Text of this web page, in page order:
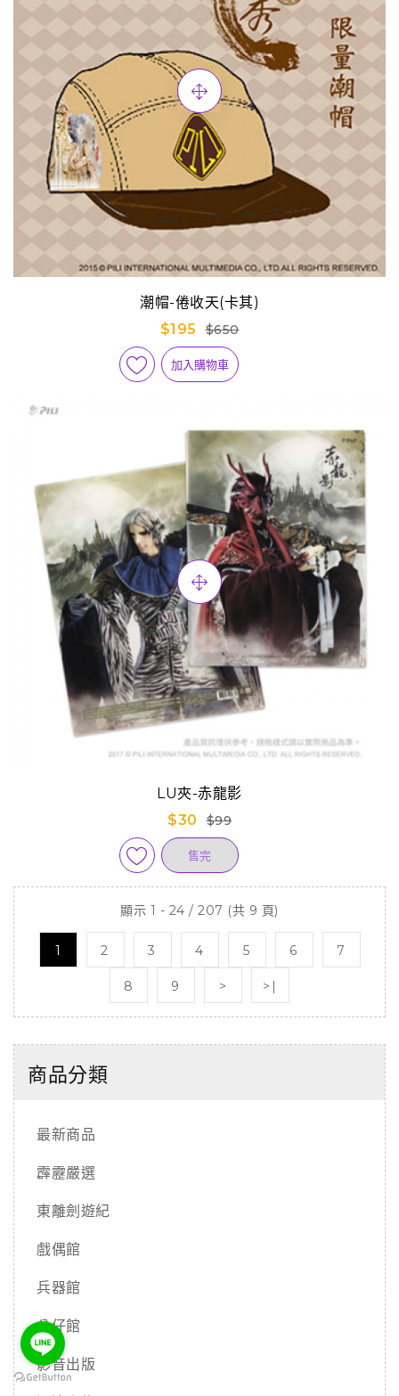
潮帽-倦收天(卡其)
$195
$650
加入購物車
LU夾-赤龍影
$30
$99
售完
顯示 1 - 24 / 207 (共 9 頁)
1 2 3 4 5 6 7
8 9 > >|
商品分類
最新商品
霹靂嚴選
東離劍遊紀
戲偶館
兵器館
公仔館
影音出版